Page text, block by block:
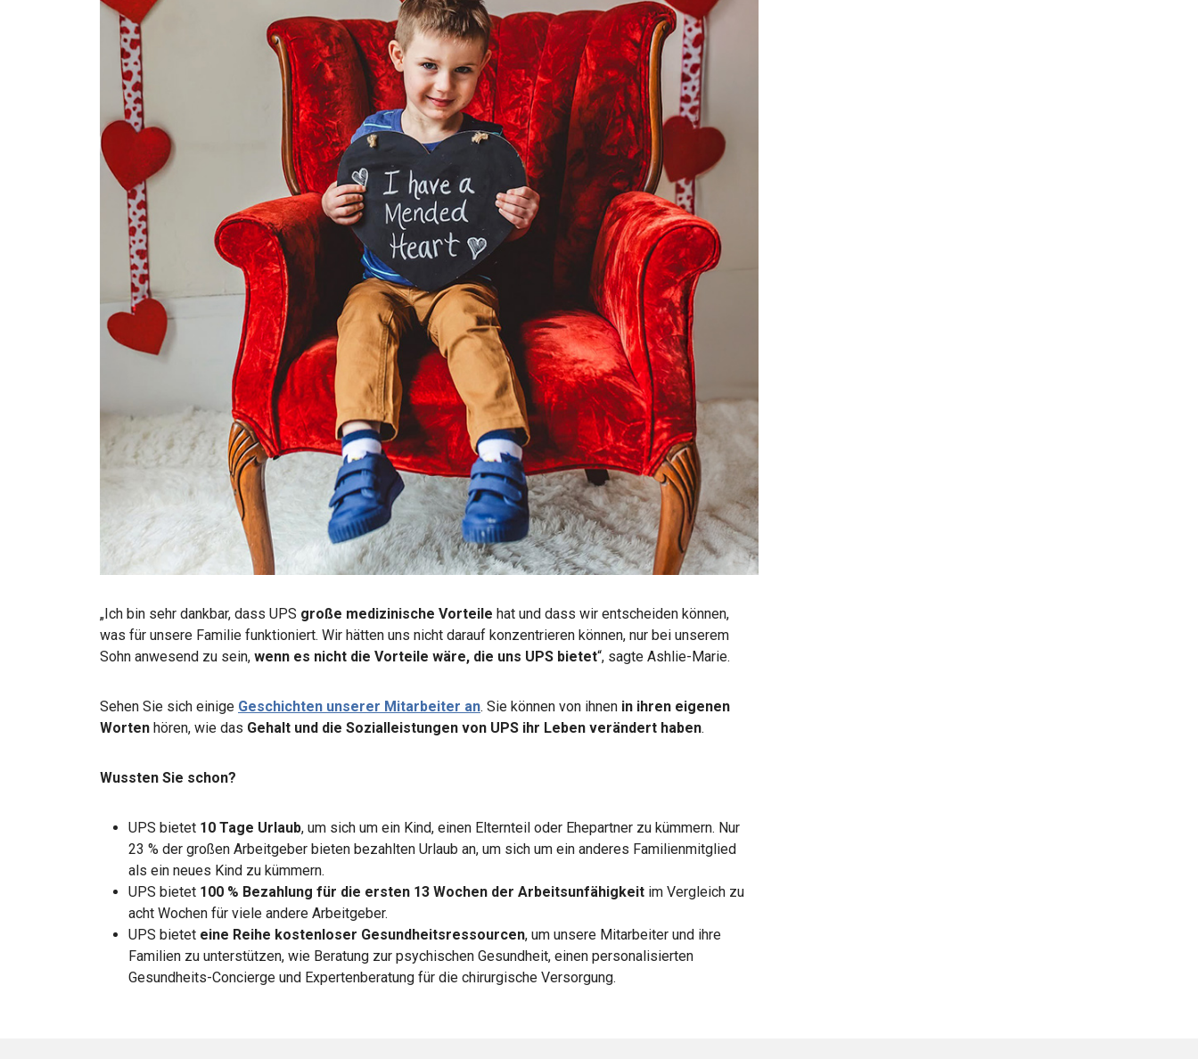
„Ich bin sehr dankbar, dass UPS große medizinische Vorteile hat und dass wir entscheiden können,
was für unsere Familie funktioniert. Wir hätten uns nicht darauf konzentrieren können, nur bei unserem
Sohn anwesend zu sein, wenn es nicht die Vorteile wäre, die uns UPS bietet“, sagte Ashlie-Marie.
Sehen Sie sich einige Geschichten unserer Mitarbeiter an. Sie können von ihnen in ihren eigenen
Worten hören, wie das Gehalt und die Sozialleistungen von UPS ihr Leben verändert haben.
Wussten Sie schon?
UPS bietet 10 Tage Urlaub, um sich um ein Kind, einen Elternteil oder Ehepartner zu kümmern. Nur
23 % der großen Arbeitgeber bieten bezahlten Urlaub an, um sich um ein anderes Familienmitglied
als ein neues Kind zu kümmern.
UPS bietet 100 % Bezahlung für die ersten 13 Wochen der Arbeitsunfähigkeit im Vergleich zu
acht Wochen für viele andere Arbeitgeber.
UPS bietet eine Reihe kostenloser Gesundheitsressourcen, um unsere Mitarbeiter und ihre
Familien zu unterstützen, wie Beratung zur psychischen Gesundheit, einen personalisierten
Gesundheits-Concierge und Expertenberatung für die chirurgische Versorgung.